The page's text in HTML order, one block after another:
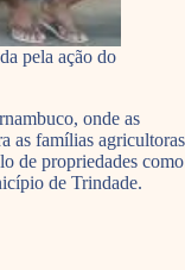
pela ação do
onde as
as famílias agricultoras
de propriedades como
de Trindade.